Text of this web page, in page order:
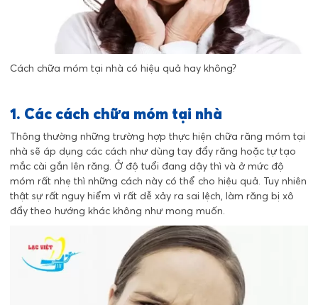
Cách chữa móm tại nhà có hiệu quả hay không?
1. Các cách chữa móm tại nhà
Thông thường những trường hợp thực hiện chữa răng móm tại
nhà sẽ áp dụng các cách như dùng tay đẩy răng hoặc tự tạo
mắc cài gắn lên răng. Ở độ tuổi đang dậy thì và ở mức độ
móm rất nhẹ thì những cách này có thể cho hiệu quả. Tuy nhiên
thật sự rất nguy hiểm vì rất dễ xảy ra sai lệch, làm răng bị xô
đẩy theo hướng khác không như mong muốn.